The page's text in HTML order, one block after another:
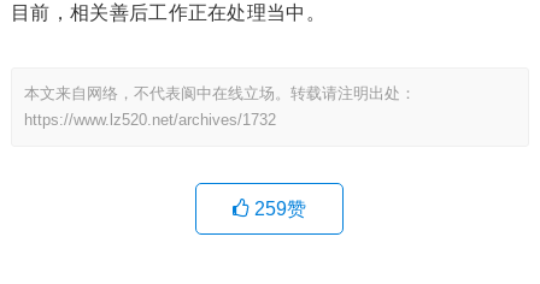
目前，相关善后工作正在处理当中。
本文来自网络，不代表阆中在线立场。转载请注明出处：
https://www.lz520.net/archives/1732
259赞